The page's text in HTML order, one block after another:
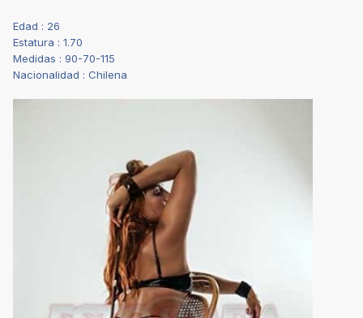
Edad : 26
Estatura : 1.70
Medidas : 90-70-115
Nacionalidad : Chilena